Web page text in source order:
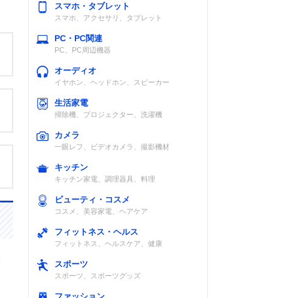
スマホ・タブレット
スマホ、アクセサリ、タブレット
PC・PC関連
PC、PC周辺機器
オーディオ
イヤホン、ヘッドホン、スピーカー
生活家電
掃除機、プロジェクター、洗濯機
カメラ
一眼レフ、ビデオカメラ、撮影機材
キッチン
キッチン家電、調理器具、料理
ビューティ・コスメ
コスメ、美容家電、ヘアケア
フィットネス・ヘルス
フィットネス、ヘルスケア、健康
スポーツ
スポーツ、スポーツグッズ